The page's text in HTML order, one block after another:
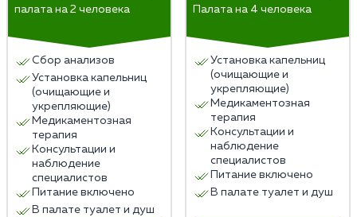
палата на 2 человека
Сбор анализов
Установка капельниц
(очищающие и
укрепляющие)
Медикаментозная
терапия
Консультации и
наблюдение
специалистов
Питание включено
В палате туалет и душ
Палата на 4 человека
Установка капельниц
(очищающие и
укрепляющие)
Медикаментозная
терапия
Консультации и
наблюдение
специалистов
Питание включено
В палате туалет и душ